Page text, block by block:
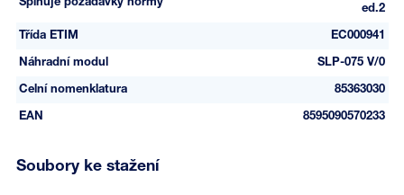
ed.2
Třída ETIM EC000941
Náhradní modul SLP-075 V/0
Celní nomenklatura 85363030
EAN 8595090570233
Soubory ke stažení